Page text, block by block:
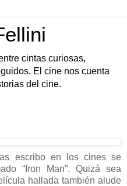
cintas curiosas,
El cine nos cuenta
del cine.
escribo en los cines se
“Iron Man”. Quizá sea
hallada también alude